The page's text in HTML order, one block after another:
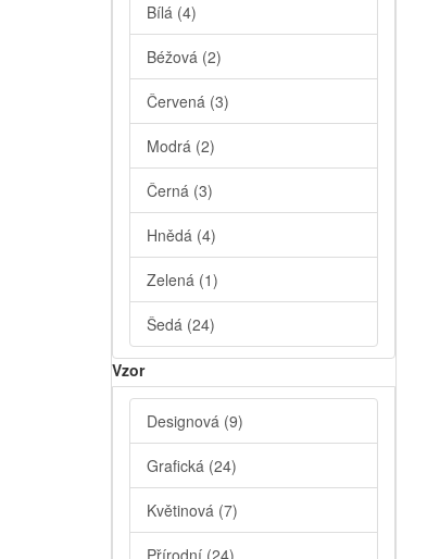
Bílá (4)
Béžová (2)
Červená (3)
Modrá (2)
Černá (3)
Hnědá (4)
Zelená (1)
Šedá (24)
Vzor
Designová (9)
Grafická (24)
Květinová (7)